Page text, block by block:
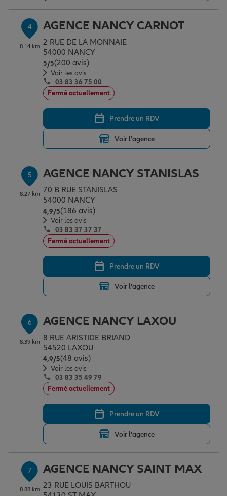
4
8.14 km
AGENCE NANCY CARNOT
2 RUE DE LA MONNAIE
54000 NANCY
5/5Note de 5 sur 5
(200 avis)
Voir les avis
03 83 36 75 00
Fermé actuellement
Prendre un RDV
Voir l'agence
5
8.27 km
AGENCE NANCY STANISLAS
70 B RUE STANISLAS
54000 NANCY
4,9/5Note de 4.9 sur 5
(186 avis)
Voir les avis
03 83 37 37 37
Fermé actuellement
Prendre un RDV
Voir l'agence
6
8.39 km
AGENCE NANCY LAXOU
8 RUE ARISTIDE BRIAND
54520 LAXOU
4,9/5Note de 4.9 sur 5
(48 avis)
Voir les avis
03 83 35 49 79
Fermé actuellement
Prendre un RDV
Voir l'agence
7
8.88 km
AGENCE NANCY SAINT MAX
23 RUE LOUIS BARTHOU